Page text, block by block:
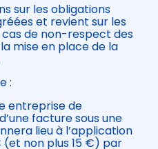
sur les obligations
et revient sur les
de non-respect des
mise en place de la
:
entreprise de
facture sous une
lieu à l’application
(et non plus 15 €) par